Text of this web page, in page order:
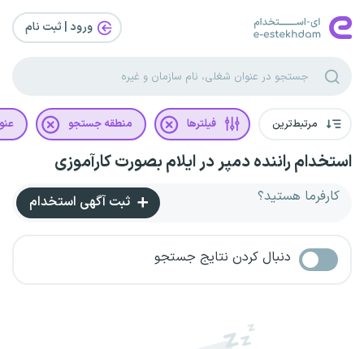
ورود | ثبت‌ نام
مرتبط‌ترین فیلترها منطقه جستجو
استخدام راننده دمپر در ایلام بصورت کارآموزی
کارفرما هستید؟ ثبت آگهی استخدام
دنبال کردن نتایج جستجو